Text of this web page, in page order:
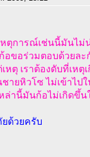
หตุการณ์เช่นนี้มันไม่
ก้อขอร่วมตอบด้วยละ
เหตุ เราต้องดับที่เหตุ
ายหิวโซ ไม่เข้าไปใ
ล่านี้มันก้อไม่เกิดขึ้
ด้วยครับ